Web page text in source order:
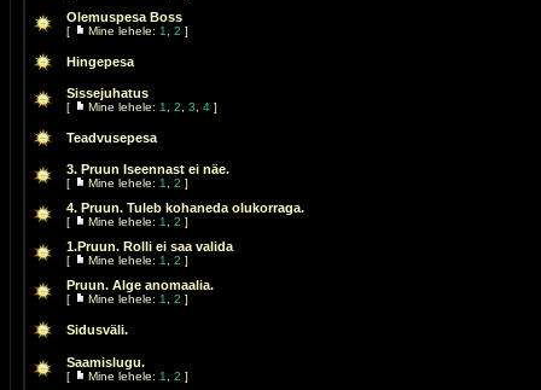
Olemuspesa Boss
[ Mine lehele: 1 2 ]
Hingepesa
Sissejuhatus
[ Mine lehele: 1 2 3 4 ]
Teadvusepesa
3. Pruun Iseennast ei näe.
[ Mine lehele: 1 2 ]
4. Pruun. Tuleb kohaneda olukorraga.
[ Mine lehele: 1 2 ]
1.Pruun. Rolli ei saa valida
[ Mine lehele: 1 2 ]
Pruun. Alge anomaalia.
[ Mine lehele: 1 2 ]
Sidusväli.
Saamislugu.
[ Mine lehele: 1 2 ]